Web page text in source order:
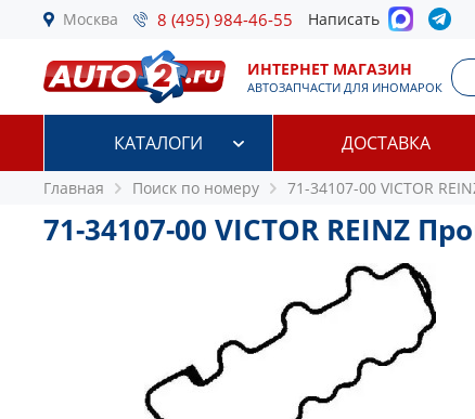
Москва 8 (495) 984-46-55 Написать
ИНТЕРНЕТ МАГАЗИН
АВТОЗАПЧАСТИ ДЛЯ ИНОМАРОК
КАТАЛОГИ ДОСТАВКА
Главная Поиск по номеру 71-34107-00 VICTOR
71-34107-00 VICTOR REINZ